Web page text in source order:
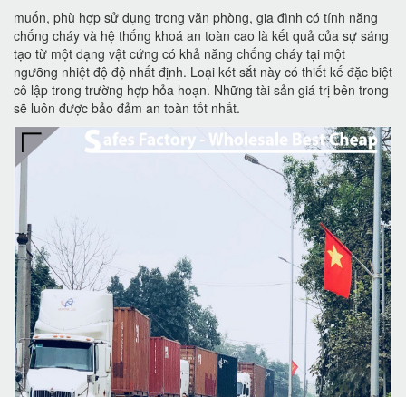
muốn, phù hợp sử dụng trong văn phòng, gia đình có tính năng
chống cháy và hệ thống khoá an toàn cao là kết quả của sự sáng
tạo từ một dạng vật cứng có khả năng chống cháy tại một
ngưỡng nhiệt độ độ nhất định. Loại két sắt này có thiết kế đặc biệt
cô lập trong trường hợp hỏa hoạn. Những tài sản giá trị bên trong
sẽ luôn được bảo đảm an toàn tốt nhất.